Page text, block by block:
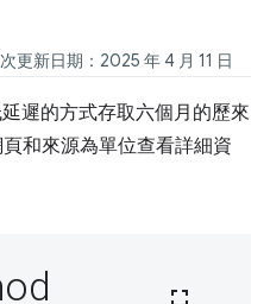
更新日期：2025 年 4 月 11 日
遲的方式存取六個月的歷來
和來源為單位查看詳細資